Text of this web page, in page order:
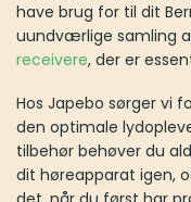
Hos Japebo sørger vi
optimale lydoplevelse i
høreapparat igen, og
du først har prøvet det.
Japebo er klar til